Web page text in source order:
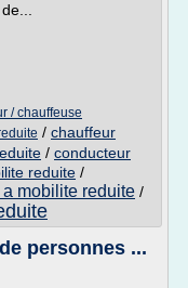
/ chauffeuse
/ chauffeur
/ conducteur
reduite /
mobilite reduite /
personnes ...